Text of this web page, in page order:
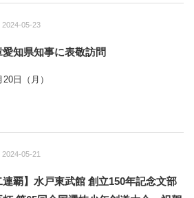
2024-05-23
愛知県知事に表敬訪問
日（月）
2024-05-21
連覇】水戸東武館 創立150年記念文部